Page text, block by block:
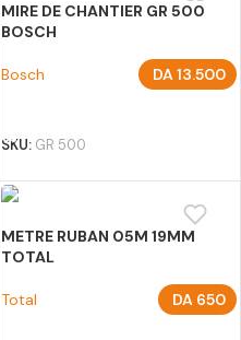
MIRE DE CHANTIER GR 500
BOSCH
Bosch DA13.500
SKU: GR 500
METRE RUBAN 05M 19MM
TOTAL
Total DA 650